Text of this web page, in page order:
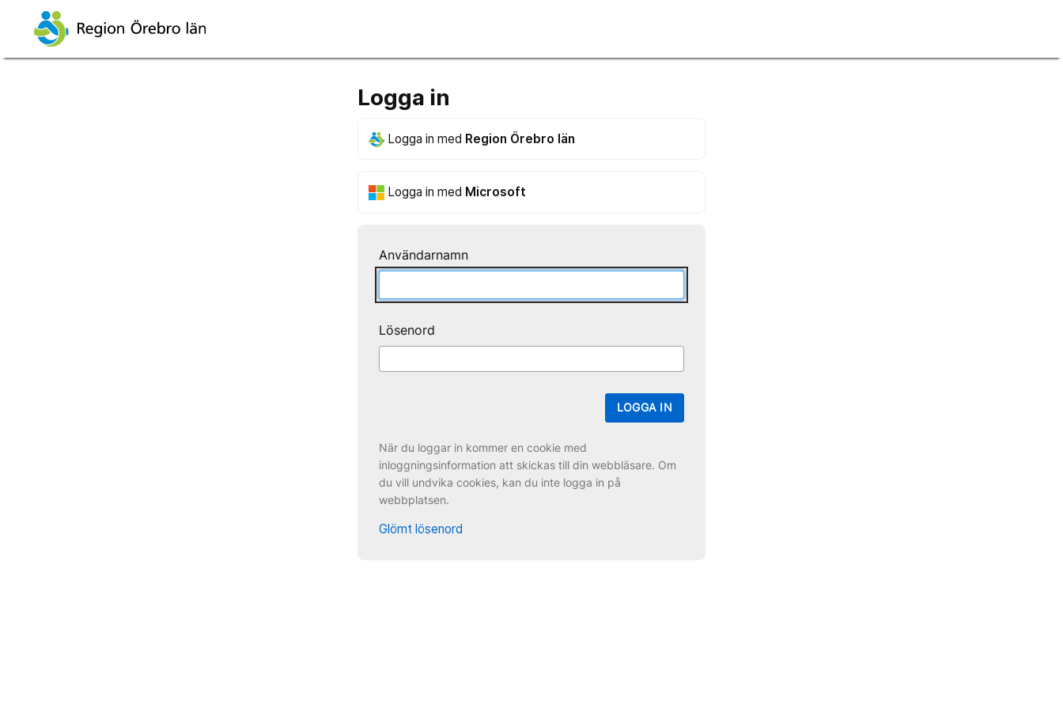
Logga in
Logga in med Region Örebro län
Logga in med Microsoft
Användarnamn
Lösenord
LOGGA IN
När du loggar in kommer en cookie med
inloggningsinformation att skickas till din webbläsare. Om
du vill undvika cookies, kan du inte logga in på
webbplatsen.
Glömt lösenord